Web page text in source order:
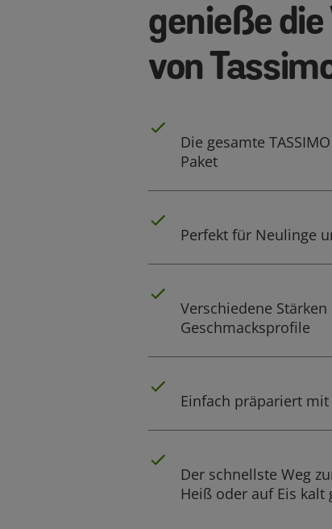
genieße
von
Die gesamte
Paket
Perfekt für Neulinge
Verschiedene Stärken
Geschmacksprofile
Einfach präpariert mit
Der schnellste Weg
Heiß oder auf Eis kalt